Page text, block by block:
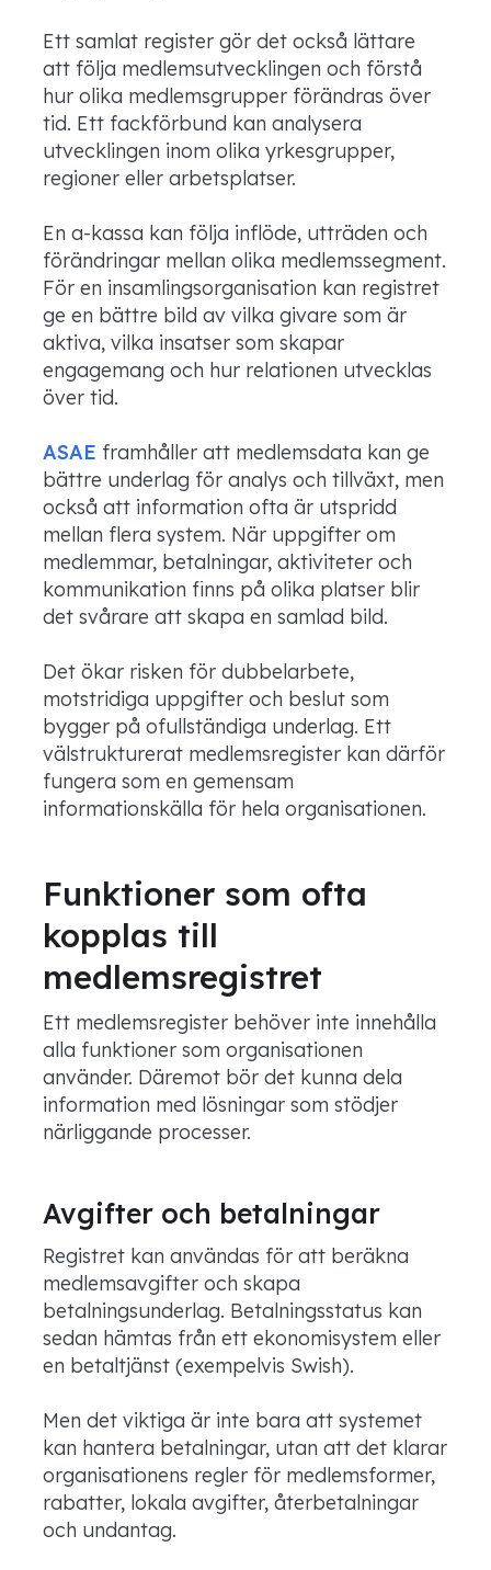
Ett samlat register gör det också lättare
att följa medlemsutvecklingen och förstå
hur olika medlemsgrupper förändras över
tid. Ett fackförbund kan analysera
utvecklingen inom olika yrkesgrupper,
regioner eller arbetsplatser.
En a-kassa kan följa inflöde, utträden och
förändringar mellan olika medlemssegment.
För en insamlingsorganisation kan registret
ge en bättre bild av vilka givare som är
aktiva, vilka insatser som skapar
engagemang och hur relationen utvecklas
över tid.
ASAE framhåller att medlemsdata kan ge
bättre underlag för analys och tillväxt, men
också att information ofta är utspridd
mellan flera system. När uppgifter om
medlemmar, betalningar, aktiviteter och
kommunikation finns på olika platser blir
det svårare att skapa en samlad bild.
Det ökar risken för dubbelarbete,
motstridiga uppgifter och beslut som
bygger på ofullständiga underlag. Ett
välstrukturerat medlemsregister kan därför
fungera som en gemensam
informationskälla för hela organisationen.
Funktioner som ofta
kopplas till
medlemsregistret
Ett medlemsregister behöver inte innehålla
alla funktioner som organisationen
använder. Däremot bör det kunna dela
information med lösningar som stödjer
närliggande processer.
Avgifter och betalningar
Registret kan användas för att beräkna
medlemsavgifter och skapa
betalningsunderlag. Betalningsstatus kan
sedan hämtas från ett ekonomisystem eller
en betaltjänst (exempelvis Swish).
Men det viktiga är inte bara att systemet
kan hantera betalningar, utan att det klarar
organisationens regler för medlemsformer,
rabatter, lokala avgifter, återbetalningar
och undantag.